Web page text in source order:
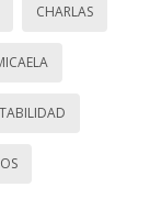
CHARLAS